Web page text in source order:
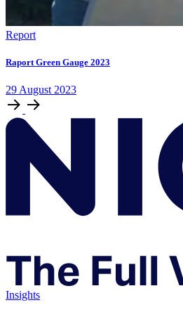
Report
Raport Green Gauge 2023
29 August 2023
Insights